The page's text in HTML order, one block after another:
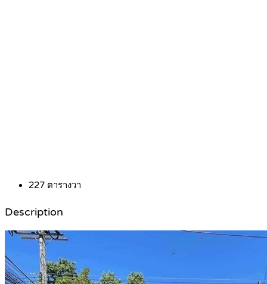
227 ตารางวา
Description